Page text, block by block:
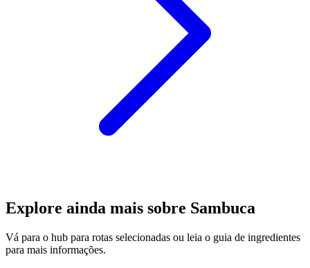
Explore ainda mais sobre Sambuca
Vá para o hub para rotas selecionadas ou leia o guia de ingredientes
para mais informações.